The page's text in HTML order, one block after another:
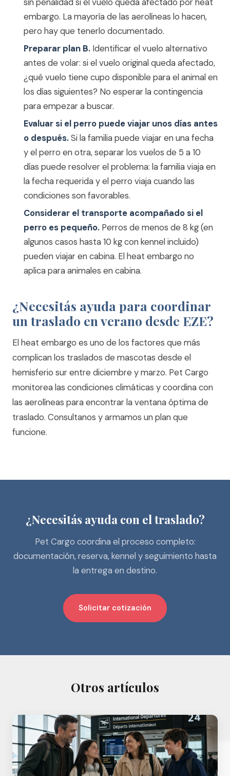
embargo. La mayoría de las aerolíneas lo hacen,
pero hay que tenerlo documentado.
Preparar plan B. Identificar el vuelo alternativo
antes de volar: si el vuelo original queda afectado,
¿qué vuelo tiene cupo disponible para el animal en
los días siguientes? No esperar la contingencia
para empezar a buscar.
Evaluar si el perro puede viajar unos días antes
o después.Si la familia puede viajar en una fecha
y el perro en otra, separar los vuelos de 5 a 10
días puede resolver el problema: la familia viaja en
la fecha requerida y el perro viaja cuando las
condiciones son favorables.
Considerar el transporte acompañado si el
perro es pequeño. Perros de menos de 8 kg (en
algunos casos hasta 10 kg con kennel incluido)
pueden viajar en cabina. El heat embargo no
aplica para animales en cabina.
¿Necesitás ayuda para coordinar
un traslado en verano desde EZE?
El heat embargo es uno de los factores que más
complican los traslados de mascotas desde el
hemisferio sur entre diciembre y marzo. Pet Cargo
monitorea las condiciones climáticas y coordina con
las aerolíneas para encontrar la ventana óptima de
traslado. Consultanos y armamos un plan que
funcione.
¿Necesitás ayuda con el traslado?
Pet Cargo coordina el proceso completo:
documentación, reserva, kennel y seguimiento hasta
la entrega en destino.
Solicitar cotización
Otros artículos